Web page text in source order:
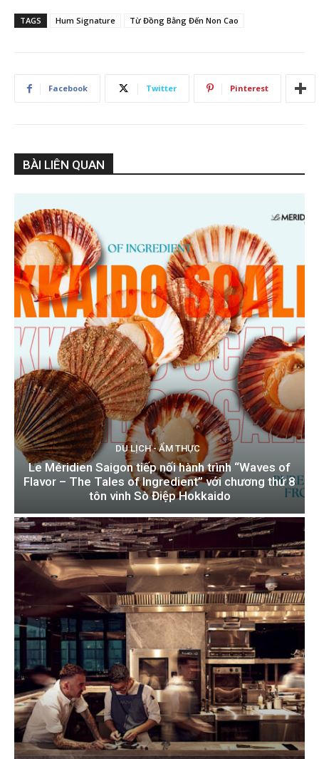
TAGS Hum Signature Từ Đồng Bằng Đến Non Cao
Facebook Twitter Pinterest
BÀI LIÊN QUAN
DU LỊCH - ẨM THỰC
Le Méridien Saigon tiếp nối hành trình “Waves of
Flavor – The Tales of Ingredient” với chương thứ 8
tôn vinh Sò Điệp Hokkaido